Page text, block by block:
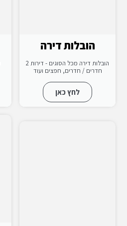
הובלות דירה
הובלות דירה מכל הסוגים - דירות 2
חדרים / חדרים, חפצים ועוד
לחץ כאן